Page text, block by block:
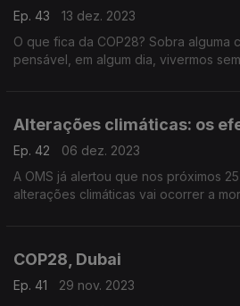
Ep. 43
13 dez. 2023
O que fica da COP28? Sobra alguma
pensável, em algum dia, vivermos
Alterações climáticas: os
Ep. 42
06 dez. 2023
A OMS já alertou que nos próximos
alterações climáticas vai ocorrer a
COP28, Dubai
Ep. 41
29 nov. 2023